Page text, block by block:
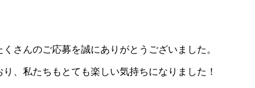
さんのご応募を誠にありがとうございました。
、私たちもとても楽しい気持ちになりました！